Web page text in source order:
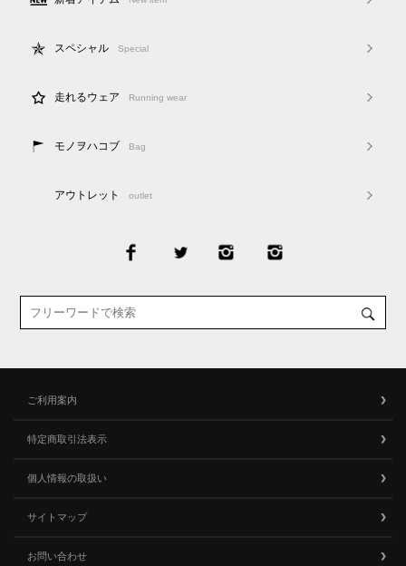
スペシャル Special
走れるウェア Running wear
モノヲハコブ Bag
アウトレット outlet
ご利用案内
特定商取引法表示
個人情報の取扱い
サイトマップ
お問い合わせ